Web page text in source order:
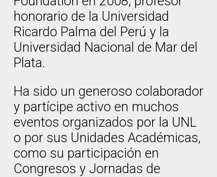
honorario de la Universidad
Ricardo Palma del Perú y la
Universidad Nacional de Mar del
Plata.
Ha sido un generoso colaborador
y partícipe activo en muchos
eventos organizados por la UNL
o por sus Unidades Académicas,
como su participación en
Congresos y Jornadas de